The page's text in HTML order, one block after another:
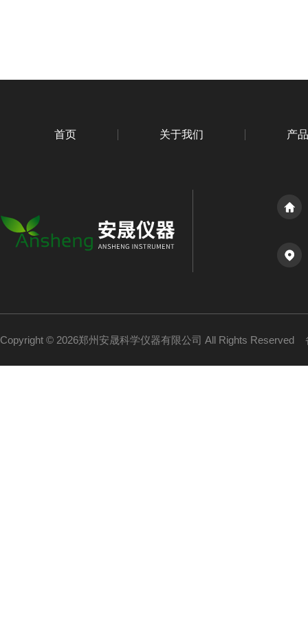
首页 关于我们 产
Copyright © 2026郑州安晟科学仪器有限公司 All Rights Reserved